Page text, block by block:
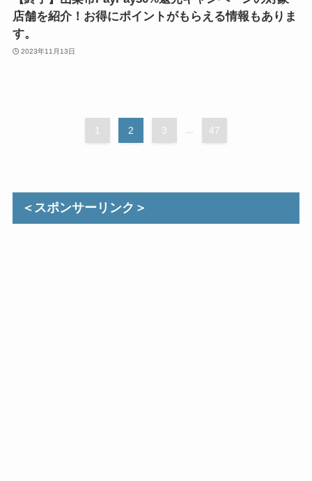
店舗を紹介！お得にポイントがもらえる情報もありま
す。
2023年11月13日
1 2 3 ... 47
＜スポンサーリンク＞